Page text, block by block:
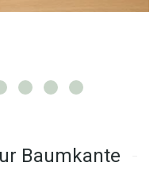
Baumkante